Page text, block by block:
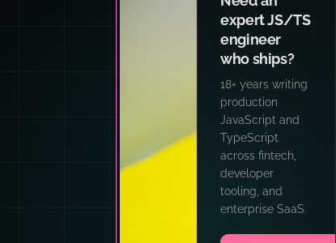
expert JS/TS
engineer
who ships?
18+ years writing
production
JavaScript and
TypeScript
across fintech,
developer
tooling, and
enterprise SaaS.